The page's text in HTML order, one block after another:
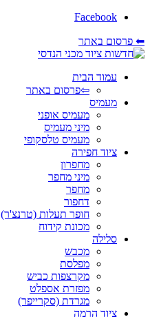
Facebook
⬅ פרסום באתר
עמוד הבית
⇦פרסום באתר
מעמיס
מעמיס אופני
מיני מעמיס
מעמיס טלסקופי
ציוד חפירה
מחפרון
מיני מחפר
מחפר
דחפור
חופר תעלות (טרנצ'ר)
מכונת קידוח
סלילה
מכבש
מפלסת
מקרצפות כביש
מפזרת אספלט
מגרדת (סקרייפר)
ציוד הרמה